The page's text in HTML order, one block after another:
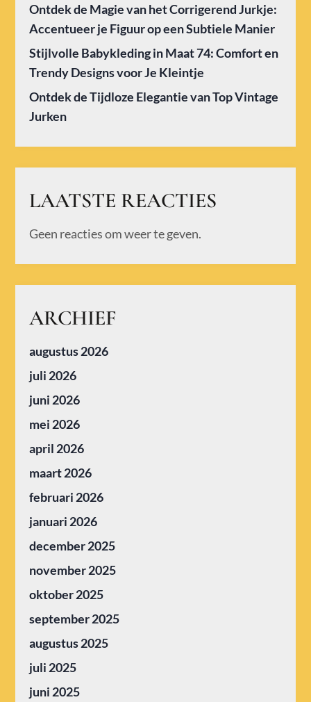
Ontdek de Magie van het Corrigerend Jurkje:
Accentueer je Figuur op een Subtiele Manier
Stijlvolle Babykleding in Maat 74: Comfort en
Trendy Designs voor Je Kleintje
Ontdek de Tijdloze Elegantie van Top Vintage
Jurken
LAATSTE REACTIES
Geen reacties om weer te geven.
ARCHIEF
augustus 2026
juli 2026
juni 2026
mei 2026
april 2026
maart 2026
februari 2026
januari 2026
december 2025
november 2025
oktober 2025
september 2025
augustus 2025
juli 2025
juni 2025